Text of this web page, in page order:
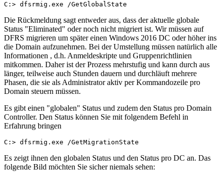
C:> dfsrmig.exe /GetGlobalState
Die Rückmeldung sagt entweder aus, dass der aktuelle globale
Status "Eliminated" oder noch nicht migriert ist. Wir müssen auf
DFRS migrieren um später einen Windows 2016 DC oder höher ins
die Domain aufzunehmen. Bei der Umstellung müssen natürlich alle
Informationen , d.h. Anmeldeskripte und Gruppenrichtlinien
mitkommen. Daher ist der Prozess mehrstufig und kann durch aus
länger, teilweise auch Stunden dauern und durchläuft mehrere
Phasen, die sie als Administrator aktiv per Kommandozeile pro
Domain steuern müssen.
Es gibt einen "globalen" Status und zudem den Status pro Domain
Controller. Den Status können Sie mit folgendem Befehl in
Erfahrung bringen
C:> dfsrmig.exe /GetMigrationState
Es zeigt ihnen den globalen Status und den Status pro DC an. Das
folgende Bild möchten Sie sicher niemals sehen: